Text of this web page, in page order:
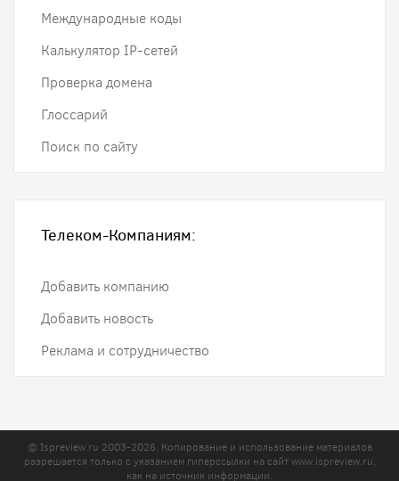
Международные коды
Калькулятор IP-сетей
Проверка домена
Глоссарий
Поиск по сайту
Телеком-Компаниям:
Добавить компанию
Добавить новость
Реклама и сотрудничество
© Ispreview.ru 2003-2026. Копирование и использование материалов
разрешается только с указанием гиперссылки на сайтwww.ispreview.ru,
как на источник информации.